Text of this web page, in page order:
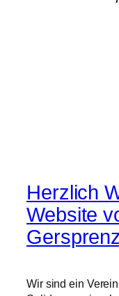
Herzlich
Website
Wir sind ein